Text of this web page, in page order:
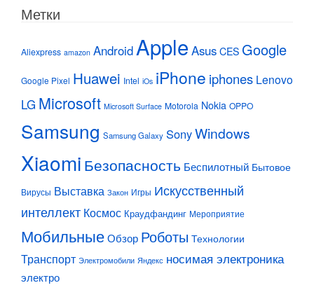
Метки
Aliexpress amazon Android Apple Asus CES Google
Google Pixel Huawei Intel iOs iPhone iphones Lenovo
LG Microsoft Microsoft Surface Motorola Nokia OPPO
Samsung Samsung Galaxy SonyWindows
Xiaomi Безопасность Беспилотный Бытовое
Вирусы Выставка Закон Игры Искусственный
интеллект Космос Краудфандинг Мероприятие
МобильныеОбзор Роботы Технологии
Транспорт Электромобили Яндекс носимая электроника
электро